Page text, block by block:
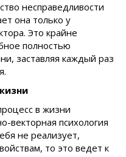
несправедливости
она только у
Это крайне
полностью
заставляя каждый раз
в жизни
векторная психология
не реализует,
то это ведет к